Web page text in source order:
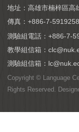
地址：高雄市楠梓區高
傳真：+886-7-5919258
測驗組電話： +886-7-
教學組信箱：
測驗組信箱：
Copyright © Language
Rights Reserved.